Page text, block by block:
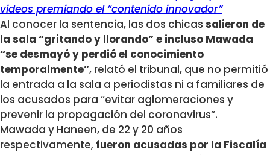
videos premiando el “contenido innovador”
Al conocer la sentencia, las dos chicas salieron de
la sala “gritando y llorando” e incluso Mawada
“se desmayó y perdió el conocimiento
temporalmente”, relató el tribunal, que no permitió
la entrada a la sala a periodistas ni a familiares de
los acusados para “evitar aglomeraciones y
prevenir la propagación del coronavirus”.
Mawada y Haneen, de 22 y 20 años
respectivamente, fueron acusadas por la Fiscalía